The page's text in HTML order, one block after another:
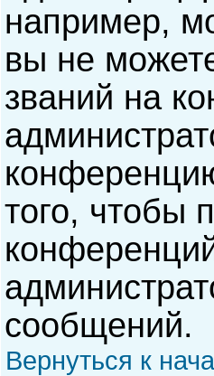
например,
вы не
званий на
того, чтобы
сообщений.
Вернуться к